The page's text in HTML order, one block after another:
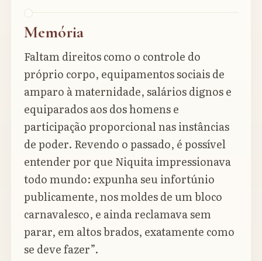
Memória
Faltam direitos como o controle do
próprio corpo, equipamentos sociais de
amparo à maternidade, salários dignos e
equiparados aos dos homens e
participação proporcional nas instâncias
de poder. Revendo o passado, é possível
entender por que Niquita impressionava
todo mundo: expunha seu infortúnio
publicamente, nos moldes de um bloco
carnavalesco, e ainda reclamava sem
parar, em altos brados, exatamente como
se deve fazer”.